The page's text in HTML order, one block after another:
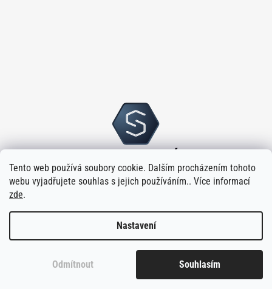
Tento web používá soubory cookie. Dalším procházením tohoto
webu vyjadřujete souhlas s jejich používáním.. Více informací
zde.
Nastavení
Odmítnout Souhlasím
Copyright 2026Sloupský s.r.o. . Všechna práva vyhrazena.
nastavení cookies